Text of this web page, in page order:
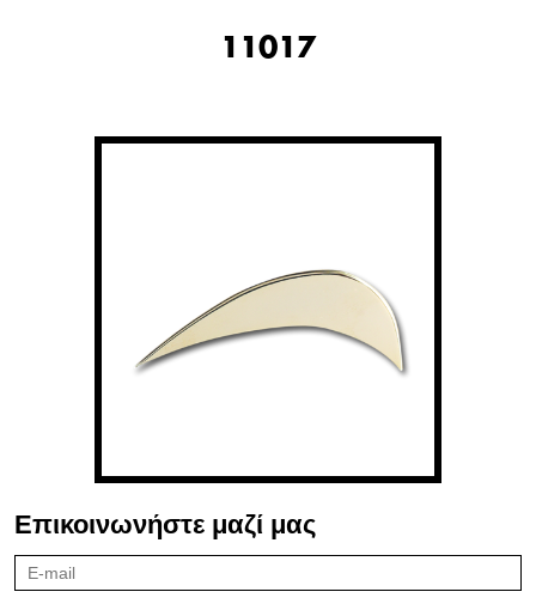
11017
Επικοινωνήστε μαζί μας